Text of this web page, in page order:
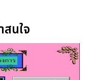
นใจ